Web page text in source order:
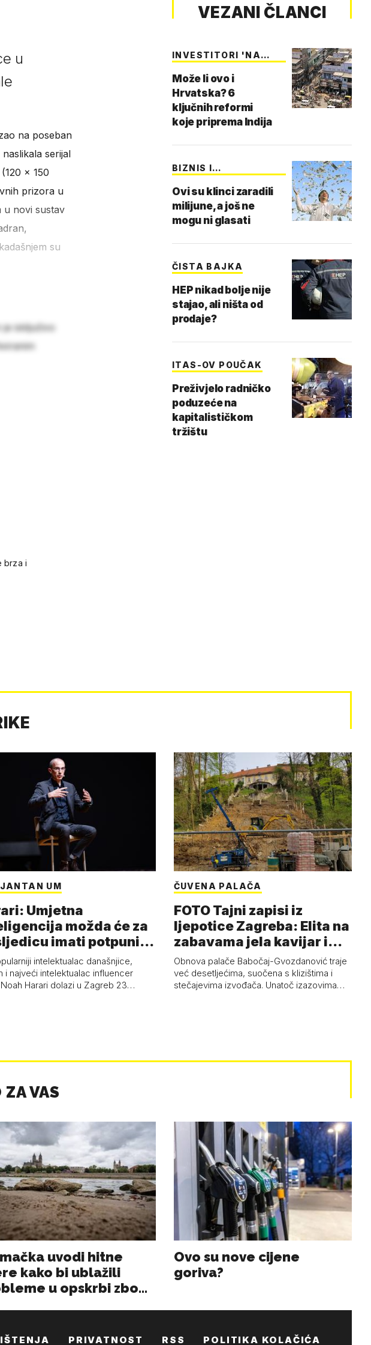
u
na poseban
serijal
x 150
prizora u
u novi sustav
su
isključivo
brza i
VEZANI ČLANCI
INVESTITORI 'NA
Može li ovo i
Hrvatska? 6
ključnih reformi
koje priprema Indija
BIZNIS I
Ovi su klinci zaradili
milijune, a još ne
mogu ni glasati
ČISTA BAJKA
HEP nikad bolje nije
stajao, ali ništa od
prodaje?
ITAS-OV POUČAK
Preživjelo radničko
poduzeće na
kapitalističkom
tržištu
UM
Umjetna
možda će za
imati potpuni
čovje…
intelektualac današnjice,
i najveći intelektualac influencer
Noah Harari dolazi u Zagreb 23…
ČUVENA PALAČA
FOTO Tajni zapisi iz
ljepotice Zagreba: Elita na
zabavama jela kavijar i
pud…
Obnova palače Babočaj-Gvozdanović traje
već desetljećima, suočena s klizištima i
stečajevima izvođača. Unatoč izazovima…
PRIVATNOST RSS POLITIKA KOLAČIĆA